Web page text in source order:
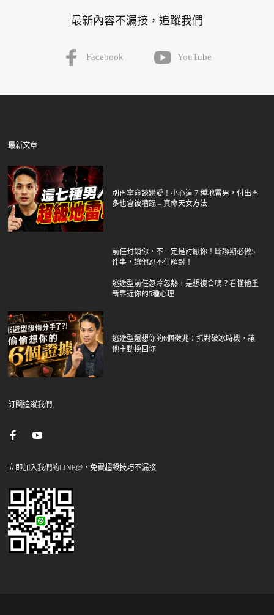
最新內容不漏接，追蹤我們
Facebook YouTube
最新文章
別再拿命談戀愛！小心這 7 種地雷男，付出再
多也會被糟蹋 – 真命天女方法
前任封鎖你，不一定是討厭你！斷聯期必做5
件事，讓他忍不住解封！
逃避型前任忽冷忽熱，是想復合嗎？看懂他重
新靠近你的5種心理
逃避型還想你的6個徵兆：抓對破冰時機，讓
他主動挽回你
訂閱追蹤我們
立即加入我們的LINE@，免費超殺技巧不漏接